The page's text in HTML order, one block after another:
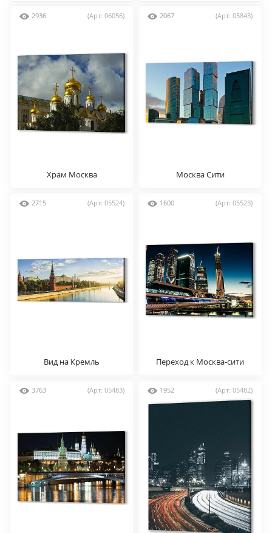
2936 (Арт: 06056)
Храм Москва
2067 (Арт: 05843)
Москва Сити
2715 (Арт: 05524)
Вид на Кремль
1600 (Арт: 05523)
Переход к Москва-сити
3763 (Арт: 05483) 1952 (Арт: 05482)